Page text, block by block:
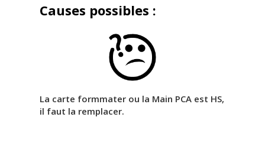
Causes possibles :
La carte formmater ou la Main PCA est HS,
il faut la remplacer.